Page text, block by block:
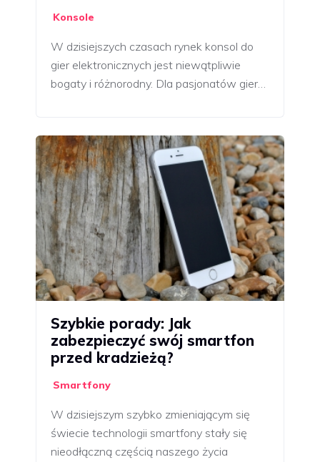
Konsole
W dzisiejszych czasach rynek konsol do
gier elektronicznych jest niewątpliwie
bogaty i różnorodny. Dla pasjonatów gier…
Szybkie porady: Jak
zabezpieczyć swój smartfon
przed kradzieżą?
Smartfony
W dzisiejszym szybko zmieniającym się
świecie technologii smartfony stały się
nieodłączną częścią naszego życia